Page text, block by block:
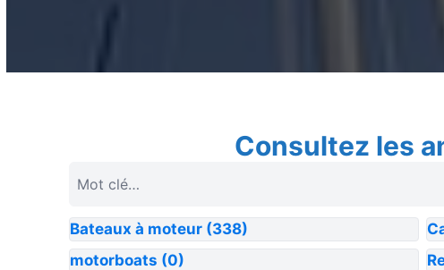
Consultez les
Bateaux à moteur (338)
motorboats (0)